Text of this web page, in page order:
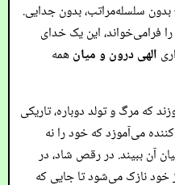
سلسله‌مراتب، بدون جدایی.
فرامی‌خواند، این یک خدای
الهی درون و میانهمه
مرگ و تولد دوباره، تاریکی
می‌آموزد که خود را نه
آن ببیند. در رقص شاد، در
خود نازک می‌شود تا جایی که